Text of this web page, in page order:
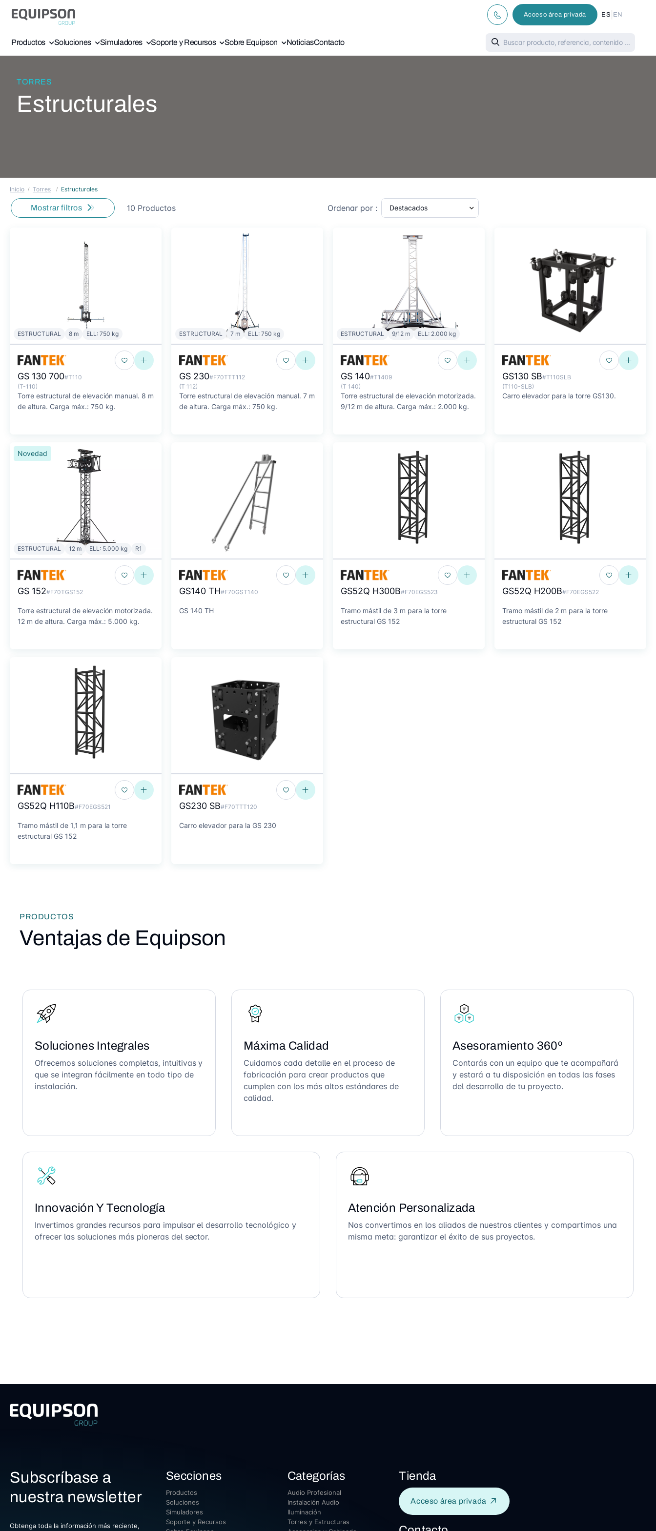
Acceso área privada ES EN
Productos Soluciones Simuladores Soporte y Recursos Sobre Equipson NoticiasContacto
TORRES
Estructurales
Inicio Torres Estructurales
Mostrar filtros 10 Productos Ordenar por :
ESTRUCTURAL 8 m ELL: 750 kg
GS 130 700#T110
(T-110)
Torre estructural de elevación manual. 8 m
de altura. Carga máx.: 750 kg.
ESTRUCTURAL 7 m ELL: 750 kg
GS 230#F70TTT112
(T 112)
Torre estructural de elevación manual. 7 m
de altura. Carga máx.: 750 kg.
ESTRUCTURAL 9/12 m ELL: 2.000 kg
GS 140#T1409
(T 140)
Torre estructural de elevación motorizada.
9/12 m de altura. Carga máx.: 2.000 kg.
GS130 SB#T110SLB
(T110-SLB)
Carro elevador para la torre GS130.
Novedad
ESTRUCTURAL 12 m ELL: 5.000 kg R1
GS 152#F70TGS152
Torre estructural de elevación motorizada.
12 m de altura. Carga máx.: 5.000 kg.
GS140 TH#F70GST140
GS 140 TH
GS52Q H300B#F70EGS523
Tramo mástil de 3 m para la torre
estructural GS 152
GS52Q H200B#F70EGS522
Tramo mástil de 2 m para la torre
estructural GS 152
GS52Q H110B#F70EGS521
Tramo mástil de 1,1 m para la torre
estructural GS 152
GS230 SB#F70TTT120
Carro elevador para la GS 230
PRODUCTOS
Ventajas de Equipson
Soluciones Integrales
Ofrecemos soluciones completas, intuitivas y
que se integran fácilmente en todo tipo de
instalación.
Máxima Calidad
Cuidamos cada detalle en el proceso de
fabricación para crear productos que
cumplen con los más altos estándares de
calidad.
Asesoramiento 360º
Contarás con un equipo que te acompañará
y estará a tu disposición en todas las fases
del desarrollo de tu proyecto.
Innovación Y Tecnología
Invertimos grandes recursos para impulsar el desarrollo tecnológico y
ofrecer las soluciones más pioneras del sector.
Atención Personalizada
Nos convertimos en los aliados de nuestros clientes y compartimos una
misma meta: garantizar el éxito de sus proyectos.
Subscríbase a
nuestra newsletter
Obtenga toda la información más reciente,
Secciones
Productos
Soluciones
Simuladores
Soporte y Recursos
Categorías
Audio Profesional
Instalación Audio
Iluminación
Torres y Estructuras
Tienda
Acceso área privada